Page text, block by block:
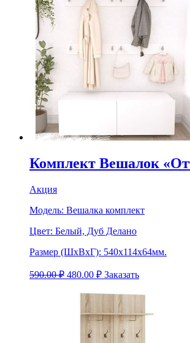
Комплект Вешалок
Акция
Модель: Вешалка комплект
Цвет: Белый, Дуб Делано
Размер (ШхВхГ): 540х114х64мм.
590.00₽ 480.00 ₽ Заказать